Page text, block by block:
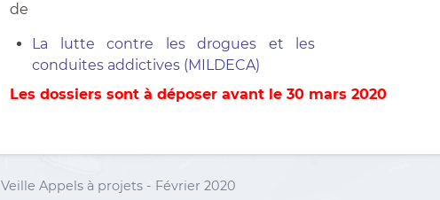
de
La lutte contre les drogues et les
conduites addictives (MILDECA)
Les dossiers sont à déposer avant le 30 mars 2020
Veille Appels à projets - Février 2020